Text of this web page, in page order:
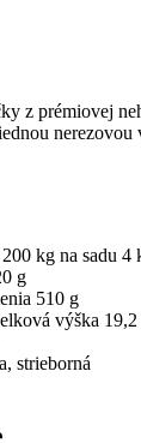
z prémiovej
kg na sadu 4
g
510 g
výška
strieborná